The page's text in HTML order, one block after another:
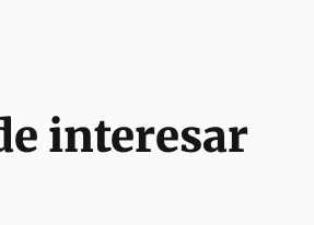
interesar